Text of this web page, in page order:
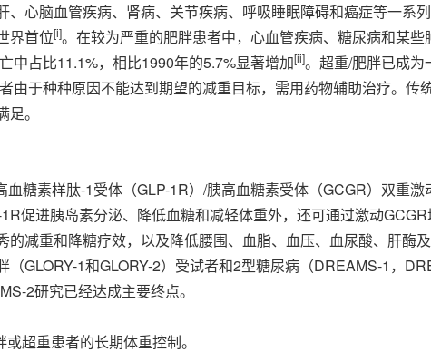
心脑血管疾病、肾病、关节疾病、呼吸睡眠障碍和癌症等一系
界首位[i]。在较为严重的肥胖患者中，心血管疾病、糖尿病和某
中占比11.1%，相比1990年的5.7%显著增加[ii]。超重/肥胖已成
于种种原因不能达到期望的减重目标，需用药物辅助治疗。传
。
糖素样肽-1受体（GLP-1R）/胰高血糖素受体（GCGR）双重
促进胰岛素分泌、降低血糖和减轻体重外，还可通过激动
减重和降糖疗效，以及降低腰围、血脂、血压、血尿酸、肝酶
GLORY-1和GLORY-2）受试者和2型糖尿病（DREAMS-1，
2研究已经达成主要终点。
超重患者的长期体重控制。